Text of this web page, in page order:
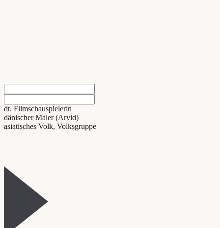
dt. Filmschauspielerin
dänischer Maler (Arvid)
asiatisches Volk, Volksgruppe